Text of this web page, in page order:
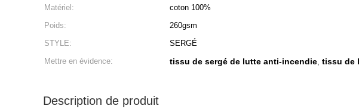
Matériel: coton 100%
Poids:
260gsm
STYLE:
SERGÉ
Mettre en évidence:
tissu de sergé de lutte anti-incendie, tissu de
Description de produit